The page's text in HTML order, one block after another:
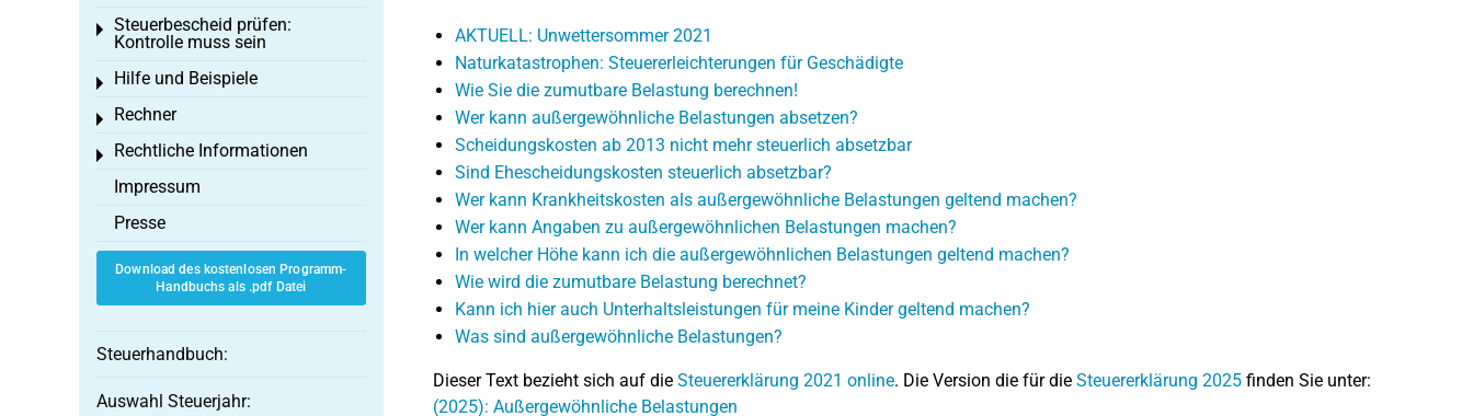
AKTUELL: Unwettersommer 2021
Naturkatastrophen: Steuererleichterungen für Geschädigte
Wie Sie die zumutbare Belastung berechnen!
Wer kann außergewöhnliche Belastungen absetzen?
Scheidungskosten ab 2013 nicht mehr steuerlich absetzbar
Sind Ehescheidungskosten steuerlich absetzbar?
Wer kann Krankheitskosten als außergewöhnliche Belastungen geltend machen?
Wer kann Angaben zu außergewöhnlichen Belastungen machen?
In welcher Höhe kann ich die außergewöhnlichen Belastungen geltend machen?
Wie wird die zumutbare Belastung berechnet?
Kann ich hier auch Unterhaltsleistungen für meine Kinder geltend machen?
Was sind außergewöhnliche Belastungen?
Dieser Text bezieht sich auf die Steuererklärung 2021 online. Die Version die für die Steuererklärung 2025finden Sie unter:
(2025): Außergewöhnliche Belastungen
Steuerbescheid prüfen:
Kontrolle muss sein
Toggle menu
Hilfe und Beispiele
Toggle menu
Rechner
Toggle menu
Rechtliche Informationen
Toggle menu
Impressum
Presse
Download des kostenlosen Programm-
Handbuchs als .pdf Datei
Steuerhandbuch:
Auswahl Steuerjahr: